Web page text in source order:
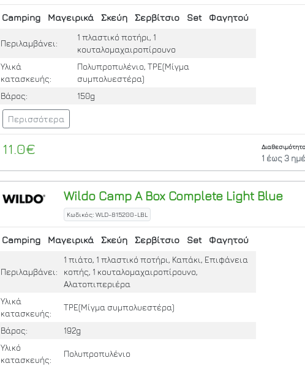
Camping Μαγειρικά Σκεύη Σερβίτσιο Set Φαγητού
Περιλαμβάνει:
1 πλαστικό ποτήρι, 1
κουταλομαχαιροπίρουνο
Υλικά
κατασκευής:
Πολυπροπυλένιο, TPE(Μίγμα
συμπολυεστέρα)
Βάρος:
150g
Περισσότερα
11.0€
1 έως 3
WildoCamp A Box CompleteLight Blue
Κωδικός: WLD-815200-LBL
Camping Μαγειρικά Σκεύη Σερβίτσιο Set Φαγητού
Περιλαμβάνει:
1 πιάτο, 1 πλαστικό ποτήρι, Καπάκι, Επιφάνεια
κοπής, 1 κουταλομαχαιροπίρουνο,
Αλατοπιπεριέρα
Υλικά
κατασκευής:
TPE(Μίγμα συμπολυεστέρα)
Βάρος:
192g
Υλικό
κατασκευής:
Πολυπροπυλένιο